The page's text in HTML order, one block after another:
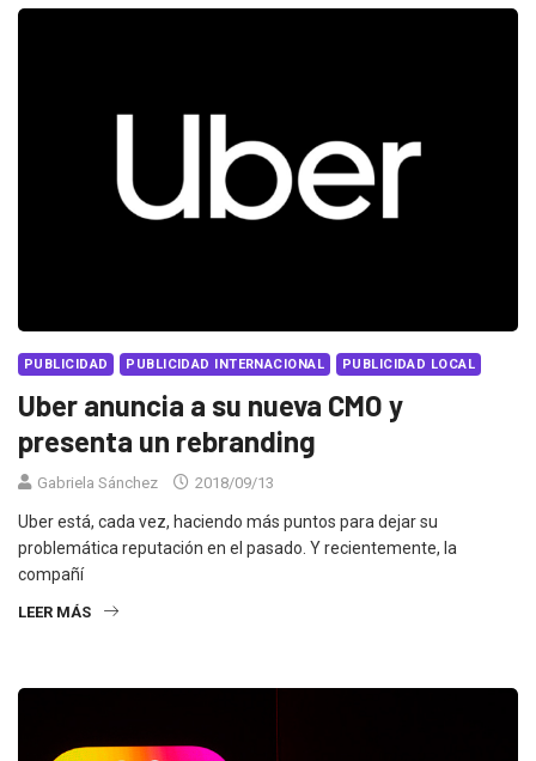
PUBLICIDAD PUBLICIDAD INTERNACIONAL PUBLICIDAD LOCAL
Uber anuncia a su nueva CMO y
presenta un rebranding
Gabriela Sánchez 2018/09/13
Uber está, cada vez, haciendo más puntos para dejar su
problemática reputación en el pasado. Y recientemente, la
compañí
LEER MÁS